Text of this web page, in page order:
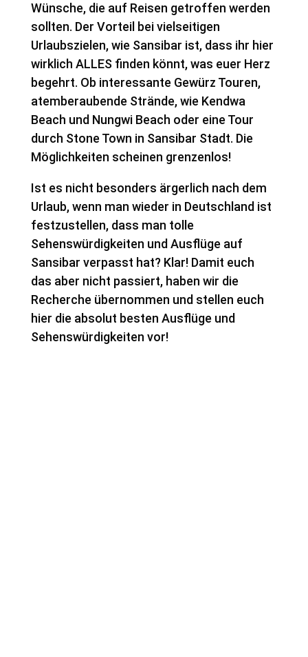
Wünsche, die auf Reisen getroffen werden
sollten. Der Vorteil bei vielseitigen
Urlaubszielen, wie Sansibar ist, dass ihr hier
wirklich ALLES finden könnt, was euer Herz
begehrt. Ob interessante Gewürz Touren,
atemberaubende Strände, wie Kendwa
Beach und Nungwi Beach oder eine Tour
durch Stone Town in Sansibar Stadt. Die
Möglichkeiten scheinen grenzenlos!
Ist es nicht besonders ärgerlich nach dem
Urlaub, wenn man wieder in Deutschland ist
festzustellen, dass man tolle
Sehenswürdigkeiten und Ausflüge auf
Sansibar verpasst hat? Klar! Damit euch
das aber nicht passiert, haben wir die
Recherche übernommen und stellen euch
hier die absolut besten Ausflüge und
Sehenswürdigkeiten vor!